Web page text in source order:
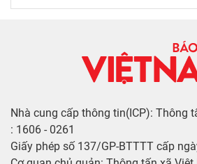
Nhà cung cấp thông tin(ICP): Thông
: 1606 - 0261
Giấy phép số 137/GP-BTTTT cấp